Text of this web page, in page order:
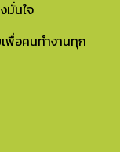
มั่นใจ
พื่อคนทำงานทุก